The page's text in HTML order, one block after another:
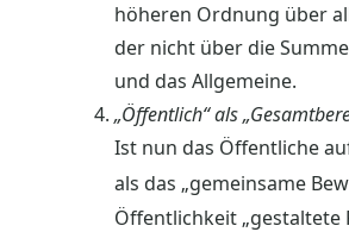
höheren Ordnung über
der nicht über die
und das Allgemeine.
„Öffentlich“ als
Ist nun das Öffentliche
als das „gemeinsame
Öffentlichkeit „gestaltete